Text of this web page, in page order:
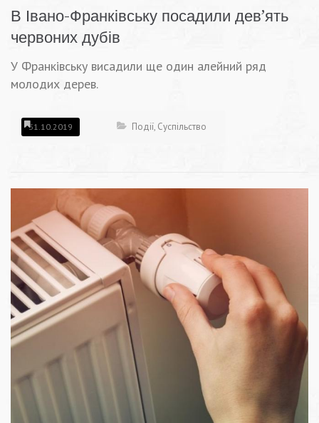
В Івано-Франківську посадили дев’ять
червоних дубів
У Франківську висадили ще один алейний ряд
молодих дерев.
31.10.2019 Події, Суспільство